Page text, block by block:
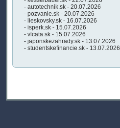
- autotechnik.sk - 20.07.2026
- pozvanie.sk - 20.07.2026
- lieskovsky.sk - 16.07.2026
- isperk.sk - 15.07.2026
- vlcata.sk - 15.07.2026
- japonskezahrady.sk - 13.07.2026
- studentskefinancie.sk - 13.07.2026